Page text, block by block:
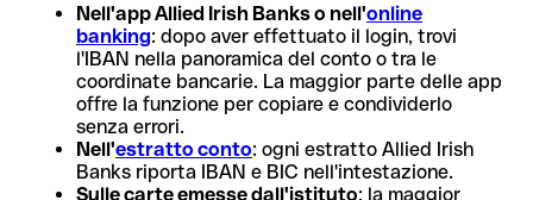
Nell'app Allied Irish Banks o nell'online
banking: dopo aver effettuato il login, trovi
l'IBAN nella panoramica del conto o tra le
coordinate bancarie. La maggior parte delle app
offre la funzione per copiare e condividerlo
senza errori.
Nell'estratto conto: ogni estratto Allied Irish
Banks riporta IBAN e BIC nell'intestazione.
Sulle carte emesse dall'istituto: la maggior